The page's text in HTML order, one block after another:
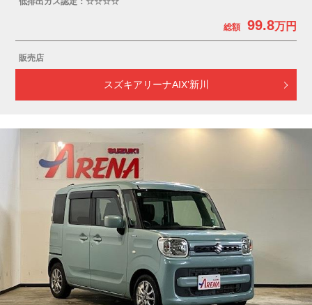
99.8
販売店
スズキアリーナAIX’新川